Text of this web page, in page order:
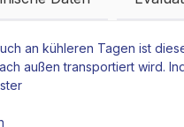
an kühleren Tagen ist
außen transportiert wird.